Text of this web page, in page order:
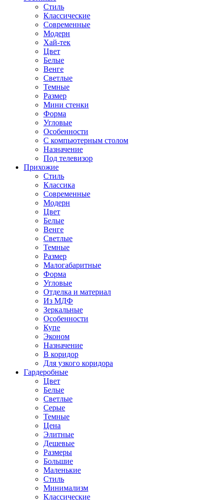
Стиль
Классические
Современные
Модерн
Хай-тек
Цвет
Белые
Венге
Светлые
Темные
Размер
Мини стенки
Форма
Угловые
Особенности
С компьютерным столом
Назначение
Под телевизор
Прихожие
Стиль
Классика
Современные
Модерн
Цвет
Белые
Венге
Светлые
Темные
Размер
Малогабаритные
Форма
Угловые
Отделка и материал
Из МДФ
Зеркальные
Особенности
Купе
Эконом
Назначение
В коридор
Для узкого коридора
Гардеробные
Цвет
Белые
Светлые
Серые
Темные
Цена
Элитные
Дешевые
Размеры
Большие
Маленькие
Стиль
Минимализм
Классические